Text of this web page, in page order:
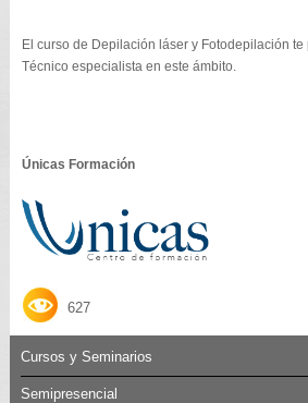
El curso de Depilación láser y Fotodepilación
Técnico especialista en este ámbito.
Únicas Formación
627
Cursos y Seminarios
Semipresencial